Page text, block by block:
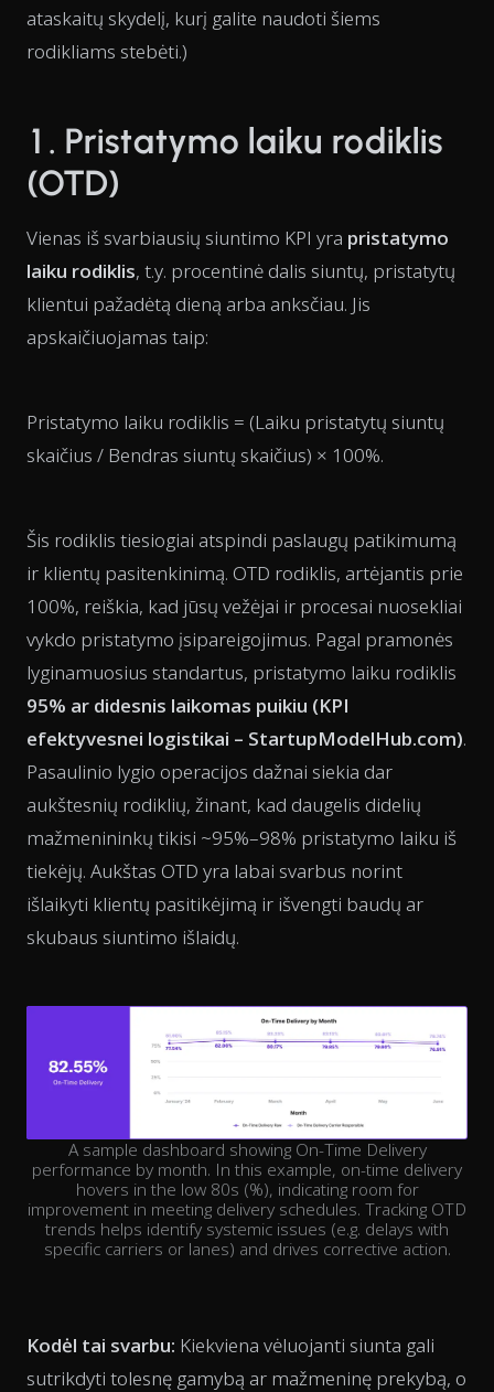
ataskaitų skydelį, kurį galite naudoti šiems
rodikliams stebėti.)
1. Pristatymo laiku rodiklis
(OTD)
Vienas iš svarbiausių siuntimo KPI yra pristatymo
laiku rodiklis, t.y. procentinė dalis siuntų, pristatytų
klientui pažadėtą dieną arba anksčiau. Jis
apskaičiuojamas taip:
Pristatymo laiku rodiklis = (Laiku pristatytų siuntų
skaičius / Bendras siuntų skaičius) × 100%.
Šis rodiklis tiesiogiai atspindi paslaugų patikimumą
ir klientų pasitenkinimą. OTD rodiklis, artėjantis prie
100%, reiškia, kad jūsų vežėjai ir procesai nuosekliai
vykdo pristatymo įsipareigojimus. Pagal pramonės
lyginamuosius standartus, pristatymo laiku rodiklis
95% ar didesnis laikomas puikiu (KPI
efektyvesnei logistikai – StartupModelHub.com).
Pasaulinio lygio operacijos dažnai siekia dar
aukštesnių rodiklių, žinant, kad daugelis didelių
mažmenininkų tikisi ~95%–98% pristatymo laiku iš
tiekėjų. Aukštas OTD yra labai svarbus norint
išlaikyti klientų pasitikėjimą ir išvengti baudų ar
skubaus siuntimo išlaidų.
A sample dashboard showing On-Time Delivery
performance by month. In this example, on-time delivery
hovers in the low 80s (%), indicating room for
improvement in meeting delivery schedules. Tracking OTD
trends helps identify systemic issues (e.g. delays with
specific carriers or lanes) and drives corrective action.
Kodėl tai svarbu: Kiekviena vėluojanti siunta gali
sutrikdyti tolesnę gamybą ar mažmeninę prekybą, o